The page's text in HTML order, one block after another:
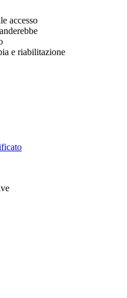
accesso
e riabilitazione